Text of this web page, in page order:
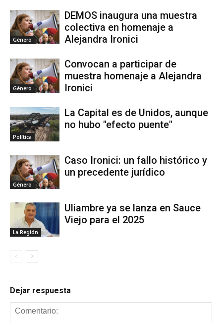
Género
DEMOS inaugura una muestra
colectiva en homenaje a
Alejandra Ironici
Género
Convocan a participar de
muestra homenaje a Alejandra
Ironici
Política
La Capital es de Unidos, aunque
no hubo "efecto puente"
Género
Caso Ironici: un fallo histórico y
un precedente jurídico
La Región
Uliambre ya se lanza en Sauce
Viejo para el 2025
Dejar respuesta